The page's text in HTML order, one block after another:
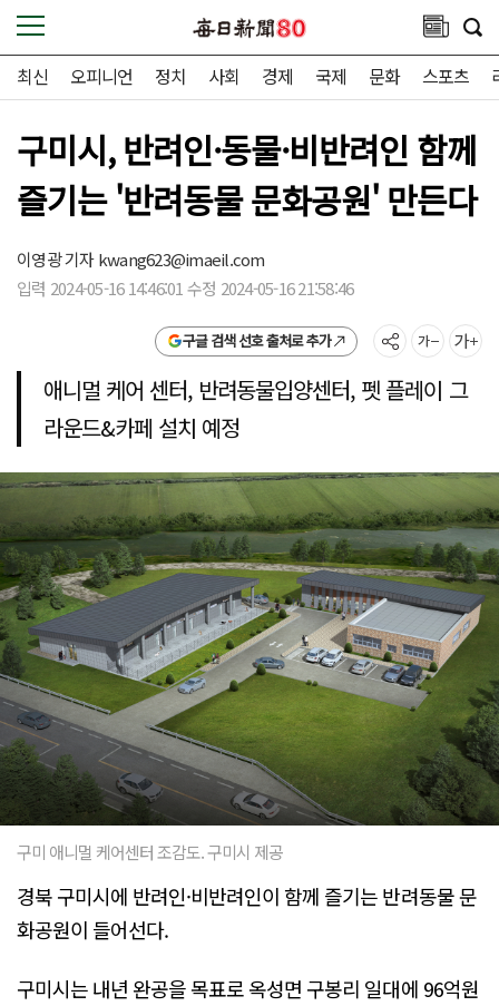
최신 오피니언 정치 사회 경제 국제 문화 스포츠
구미시, 반려인·동물·비반려인 함께
즐기는 '반려동물 문화공원' 만든다
이영광 기자kwang623@imaeil.com
입력 2024-05-16 14:46:01 수정 2024-05-16 21:58:46
구글 검색 선호 출처로 추가
애니멀 케어 센터, 반려동물입양센터, 펫 플레이 그
라운드&카페 설치 예정
구미 애니멀 케어센터 조감도. 구미시 제공
경북 구미시에 반려인·비반려인이 함께 즐기는 반려동물 문
화공원이 들어선다.
구미시는 내년 완공을 목표로 옥성면 구봉리 일대에 96억원